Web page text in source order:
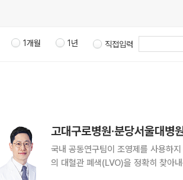
1개월 1년 직접입력
국내 공동연구팀이 조영제를 사용하
의 대혈관 폐색(LVO)을 정확히 찾아내는 AI 기